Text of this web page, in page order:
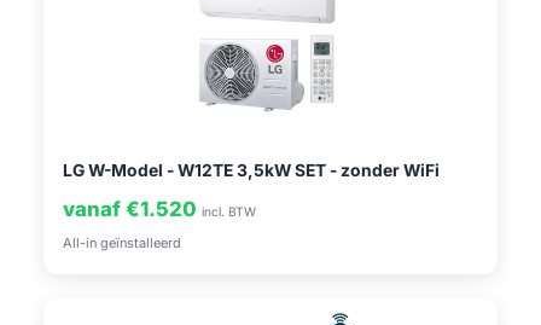
LG W-Model - W12TE 3,5kW SET - zonder WiFi
vanaf €1.520 incl. BTW
All-in geïnstalleerd